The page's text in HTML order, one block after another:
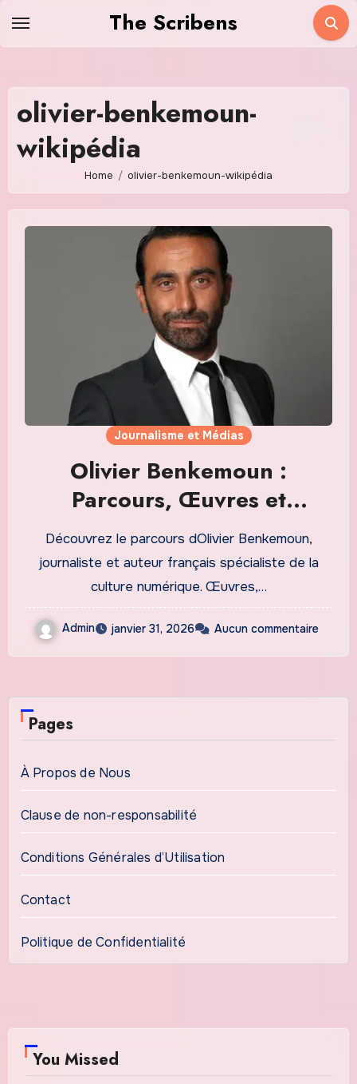
The Scribens
olivier-benkemoun-
wikipédia
Home olivier-benkemoun-wikipédia
Journalisme et Médias
Olivier Benkemoun :
Parcours, Œuvres et
Contributions à la Culture
Numérique | Guide Complet
Découvrez le parcours dOlivier Benkemoun,
journaliste et auteur français spécialiste de la
culture numérique. Œuvres,…
Admin janvier 31, 2026 Aucun commentaire
Pages
À Propos de Nous
Clause de non-responsabilité
Conditions Générales d’Utilisation
Contact
Politique de Confidentialité
You Missed